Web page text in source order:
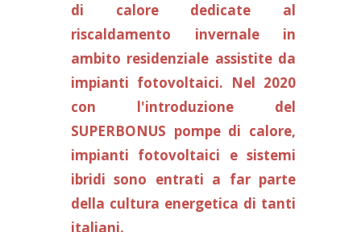
di calore dedicate al
riscaldamento invernale in
ambito residenziale assistite da
impianti fotovoltaici. Nel 2020
con l'introduzione del
SUPERBONUS pompe di calore,
impianti fotovoltaici e sistemi
ibridi sono entrati a far parte
della cultura energetica di tanti
italiani.